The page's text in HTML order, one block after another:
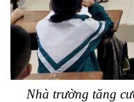
Nhà trường tăng